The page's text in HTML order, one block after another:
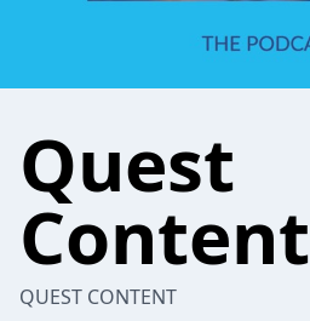
Quest
Content
QUEST CONTENT